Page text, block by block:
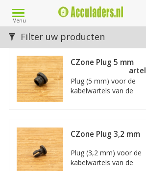
Toggle
navigation
Menu
Filter uw producten
Laagste prijs 1
CZone Plug 5 mm
voor SCI kabelwartel
Plug (5 mm) voor de
kabelwartels van de
CZone Plug 3,2 mm
voor SI en MI
kabelwartels
Plug (3,2 mm) voor de
kabelwartels van de